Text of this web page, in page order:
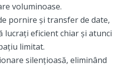
voluminoase.
pornire și transfer de date,
lucrați eficient chiar și atunci
limitat.
silențioasă, eliminând